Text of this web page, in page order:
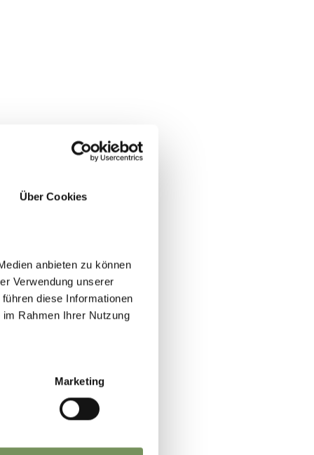
Über Cookies
anbieten zu können
Verwendung unserer
diese Informationen
Rahmen Ihrer Nutzung
Marketing